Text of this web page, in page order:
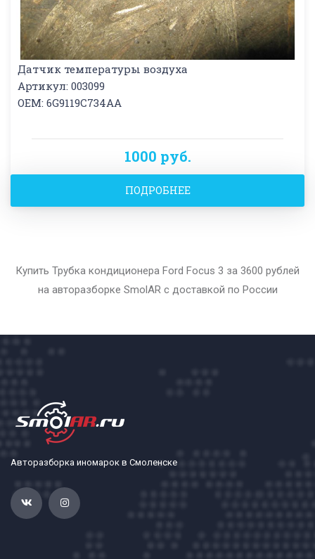
Датчик температуры воздуха
Артикул: 003099
OEM: 6G9119C734AA
1000 руб.
ПОДРОБНЕЕ
Купить Трубка кондиционера Ford Focus 3 за 3600 рублей
на авторазборке SmolAR с доставкой по России
Авторазборка иномарок в Смоленске